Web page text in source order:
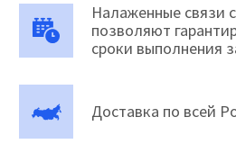
Налаженные связи
позволяют
сроки выполнения
Доставка по всей